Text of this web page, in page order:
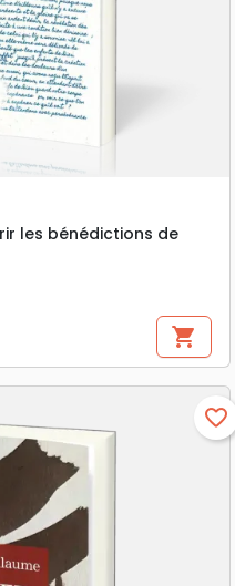
les bénédictions de
shopping_cart
favorite_border